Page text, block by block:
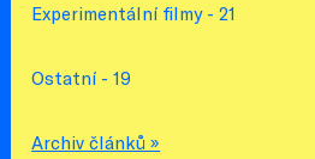
Experimentální filmy - 21
Ostatní - 19
Archiv článků »